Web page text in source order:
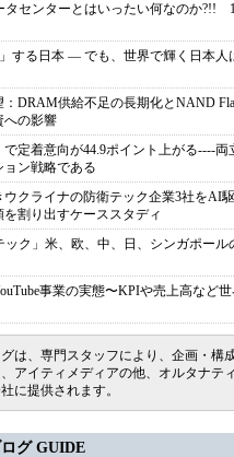
タセンターとはいったい何なのか?!!
する日本 ― でも、世界で輝く日本人
：DRAM供給不足の長期化とNAND
への影響
で定着意向が44.9ポイント上がる----
ン戦略である
ウクライナの防衛テック企業3社をAI
割り出すケーススタディ
ク」米、欧、中、日、シンガポール
事業の実態〜KPIや売上高など
は、専門スタッフにより、企画・構
アイティメディアの他、オルタナテ
に提供されます。
グ GUIDE